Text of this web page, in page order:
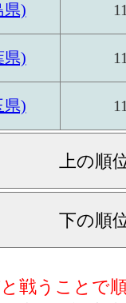
県)
県)
県)
戦うことで